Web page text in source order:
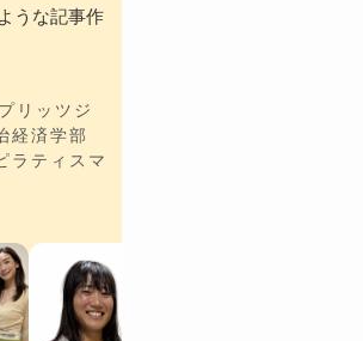
うな記事作
リッツジ
経済学部
ラティスマ